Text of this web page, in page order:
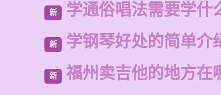
新 学通俗唱法需要学什
新 学钢琴好处的简单介
新 福州卖吉他的地方在